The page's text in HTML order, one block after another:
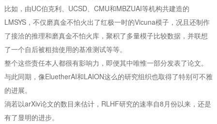
比如，由UC伯克利、UCSD、CMU和MBZUAI等机构共建造的
LMSYS，不仅磨真金不怕火出了红极一时的Vicuna模子，况且还制作
了接洽的推理和磨真金不怕火库，聚积了多量模子比较数据，并联想
了一个自后被粗拙使用的基准测试等等。
整个这些责任本人都很有影响力，即便其中唯惟一部分发表了论文。
与此同期，像EluetherAI和LAION这么的研究组织也取得了特别可不雅
的进展。
淌若以arXiv论文的数目来估计，RLHF研究的速率自8月份以来，还是
有了显明的进步。